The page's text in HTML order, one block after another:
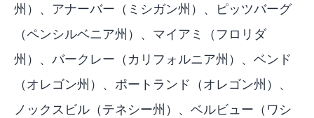
州）、アナーバー（ミシガン州）、ピッツバーグ
（ペンシルベニア州）、マイアミ（フロリダ
州）、バークレー（カリフォルニア州）、ベンド
（オレゴン州）、ポートランド（オレゴン州）、
ノックスビル（テネシー州）、ベルビュー（ワシ